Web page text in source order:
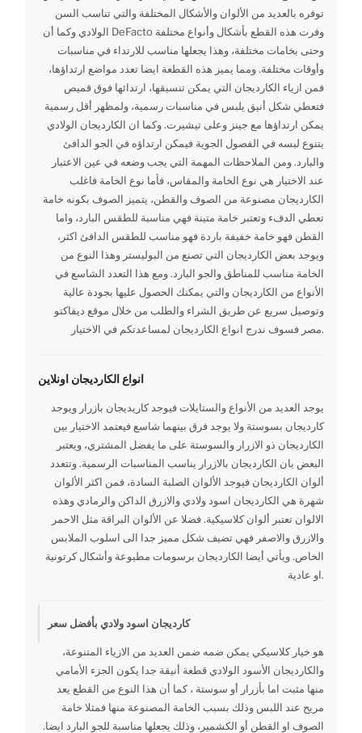
توفره بالعديد من الألوان والأشكال المختلفة والتي تناسب السن
الولادي وكما أن DeFacto وفرت هذه القطع بأشكال وأنواع مختلفة
وحتى بخامات مختلفة، وهذا يجعلها مناسب للارتداء في مناسبات
وأوقات مختلفة. ومما يميز هذه القطعة ايضا تعدد مواضع ارتداؤها،
فمن ازياء الكارديجان التي يمكن تنسيقها، ارتدائها فوق قميص
فتعطي شكل أنيق يلبس في مناسبات رسمية، ولمظهر أقل رسمية
يمكن ارتداؤها مع جينز وعلى تيشيرت. وكما ان الكارديجان الولادي
يتنوع لبسه في الفصول الجوية فيمكن ارتداؤه في الجو الدافئ
والبارد. ومن الملاحظات المهمة التي يجب وضعه في عين الاعتبار
عند الاختيار هي نوع الخامة والمقاس، فأما نوع الخامة فاغلب
الكارديجان مصنوعة من الصوف والقطن، يتميز الصوف بكونه خامة
تعطي الدفء وتعتبر خامة متينة فهي مناسبة للطقس البارد، واما
القطن فهو خامة خفيفة باردة فهو مناسب للطقس الدافئ اكثر،
ويوجد بعض الكارديجان التي تصنع من البوليستر وهذا النوع من
الخامة مناسب للمناطق والجو البارد. ومع هذا التعدد الشاسع في
الأنواع من الكارديجان والتي يمكنك الحصول عليها بجودة عالية
وتوصيل سريع عن طريق الشراء والطلب من خلال موقع ديفاكتو
مصر فسوف ندرج انواع الكارديجان لمساعدتكم في الاختيار.
انواع الكارديجان اونلاين
يوجد العديد من الأنواع والستايلات فيوجد كاريديجان بازرار ويوجد
كارديجان بسوستة ولا يوجد فرق بينهما شاسع فيعتمد الاختيار بين
الكارديجان ذو الازرار والسوستة على ما يفضل المشتري، ويعتبر
البعض بان الكارديجان بالازرار يناسب المناسبات الرسمية. وتتعدد
ألوان الكارديجان فيوجد الألوان الصلبة السادة، فمن اكثر الألوان
شهرة هي الكارديجان اسود ولادي والازرق الداكن والرمادي وهذه
الالوان تعتبر ألوان كلاسيكية. فضلا عن الألوان البراقة مثل الاحمر
والازرق والاصفر فهي تضيف شكل مميز جدا الى اسلوب الملابس
الخاص. ويأتي أيضا الكارديجان برسومات مطبوعة وأشكال كرتونية
او عادية.
كارديجان اسود ولادي بأفضل سعر
هو خيار كلاسيكي يمكن ضمه ضمن العديد من الازياء المتنوعة،
والكارديجان الأسود الولادي قطعة أنيقة جدا يكون الجزء الأمامي
منها مثبت اما بأزرار أو سوستة ، كما أن هذا النوع من القطع يعد
مريح عند اللبس وذلك بسبب الخامة المصنوعة منها فمثلا خامة
الصوف او القطن أو الكشمير، وذلك يجعلها مناسبة للجو البارد ايضا.